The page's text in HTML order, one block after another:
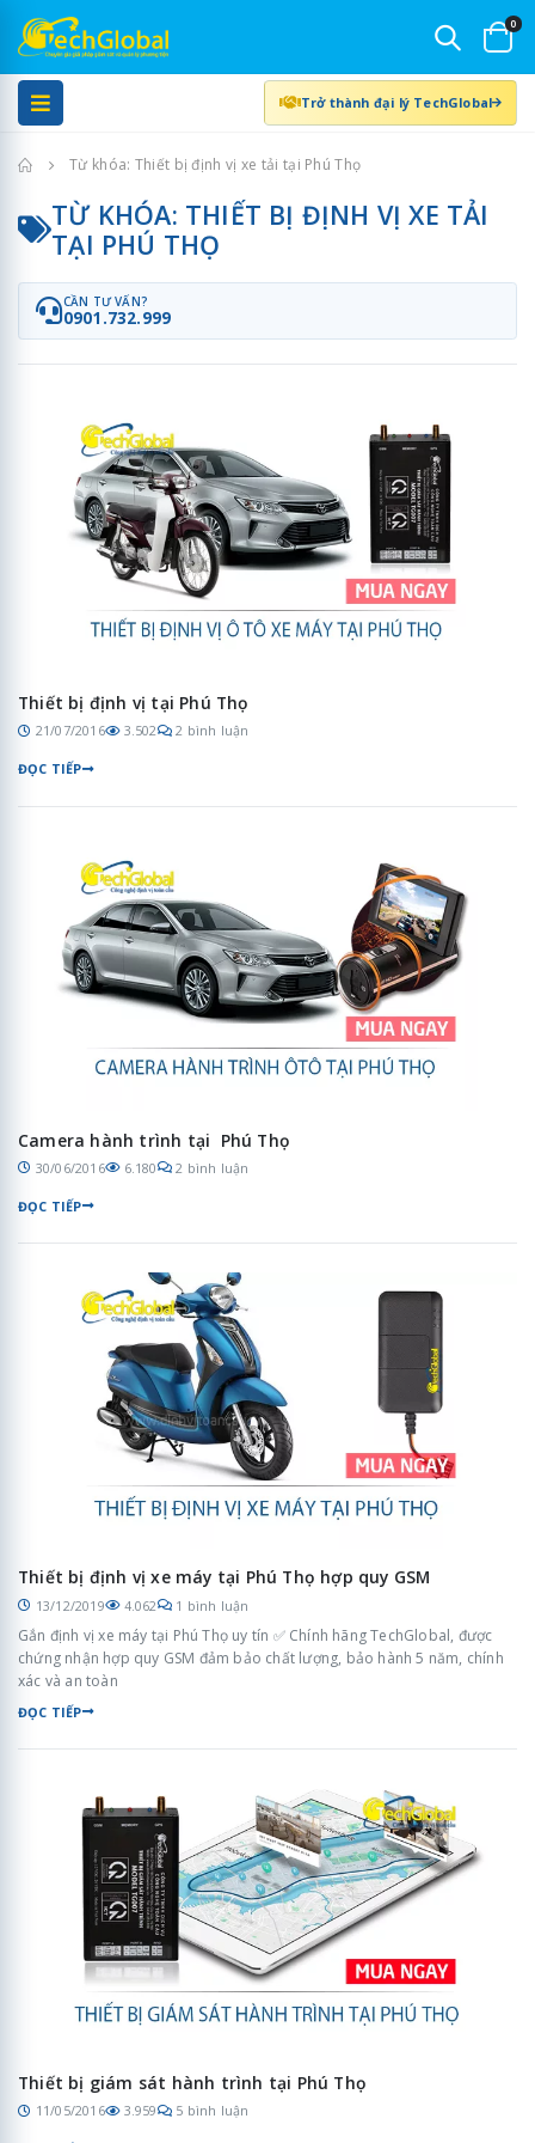
0
Trở thành đại lý TechGlobal
Trang chủTừ khóa: Thiết bị định vị xe tải tại Phú Thọ
TỪ KHÓA: THIẾT BỊ ĐỊNH VỊ XE TẢI
TẠI PHÚ THỌ
CẦN TƯ VẤN?
0901.732.999
Thiết bị định vị tại Phú Thọ
21/07/2016 3.502 2 bình luận
ĐỌC TIẾP
Camera hành trình tại Phú Thọ
30/06/2016 6.180 2 bình luận
ĐỌC TIẾP
Thiết bị định vị xe máy tại Phú Thọ hợp quy GSM
13/12/2019 4.062 1 bình luận
Gắn định vị xe máy tại Phú Thọ uy tín ✅ Chính hãng TechGlobal, được
chứng nhận hợp quy GSM đảm bảo chất lượng, bảo hành 5 năm, chính
xác và an toàn
ĐỌC TIẾP
Thiết bị giám sát hành trình tại Phú Thọ
11/05/2016 3.959 5 bình luận